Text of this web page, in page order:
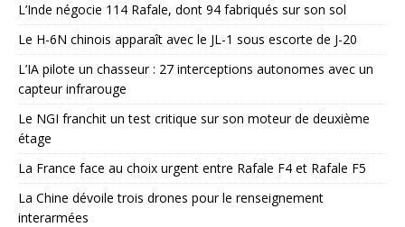
L’Inde négocie 114 Rafale, dont 94 fabriqués sur son sol
Le H-6N chinois apparaît avec le JL-1 sous escorte de J-20
L’IA pilote un chasseur : 27 interceptions autonomes avec un
capteur infrarouge
Le NGI franchit un test critique sur son moteur de deuxième
étage
La France face au choix urgent entre Rafale F4 et Rafale F5
La Chine dévoile trois drones pour le renseignement
interarmées